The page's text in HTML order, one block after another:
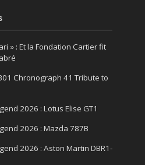
» : Et la Fondation Cartier fit
Chronograph 41 Tribute to
2026 : Lotus Elise GT1
2026 : Mazda 787B
2026 : Aston Martin DBR1-